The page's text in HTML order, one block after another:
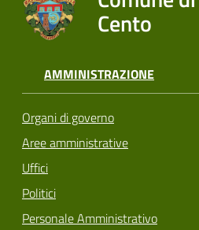
Cento
AMMINISTRAZIONE
Organi di governo
Aree amministrative
Uffici
Politici
Personale Amministrativo